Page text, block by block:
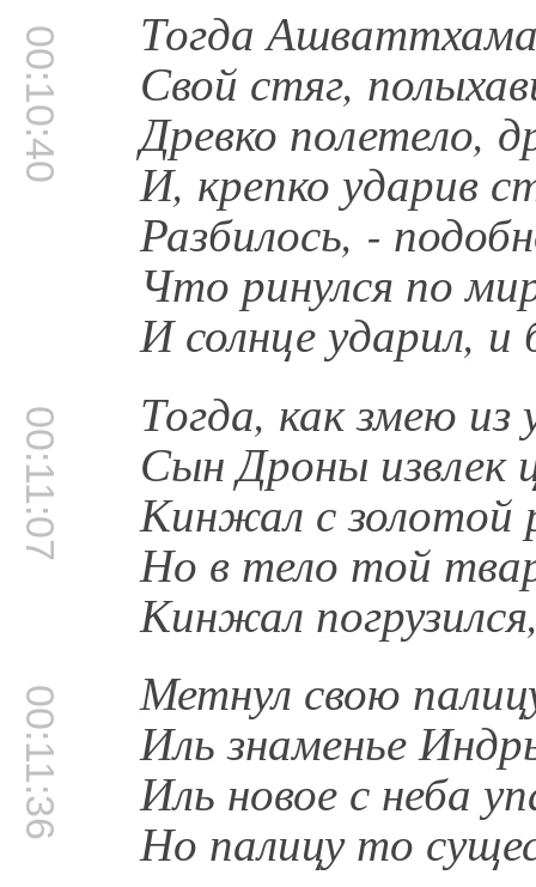
00:10:40 Тогда
Свой стяг,
Древко полетело,
И, крепко ударив
Разбилось, -
Что ринулся по
И солнце ударил,
00:11:07 Тогда, как змею
Сын Дроны извлек
Кинжал с золотой
Но в тело той
Кинжал
00:11:36 Метнул свою
Иль знаменье
Иль новое с неба
Но палицу то